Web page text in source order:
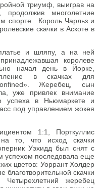
триумф, выиграв на
многолетние
спорте. Король Чарльз и
скачки в Аскоте в
и шляпу, а на ней
королеве
начал день в Йорке,
в скачках для
Жеребец, сын
уже привлек внимание
успеха в Ньюмаркете и
под управлением жокея
1:1, Порткуллис
то, что исход скачки
Уэхидд был снят с
успехом последовала еще
цветов: Уоррант Холдер
скачки
жеребец